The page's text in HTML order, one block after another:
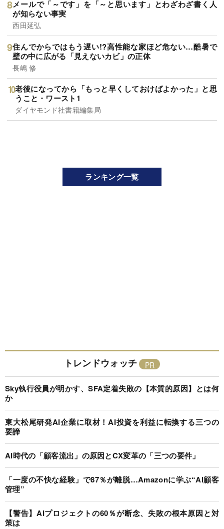
メールで「～です」を「～と思います」とわざわざ書く人
が知らない事実
西田延弘
住んでからではもう遅い!?高性能な家ほど危ない…酷暑で
壁の中に広がる「見えないカビ」の正体
長嶋 修
老後になってから「もっと早くしておけばよかった」と思
うこと・ワースト1
ダイヤモンド社書籍編集局
ランキング一覧
トレンドウォッチ
Sky執行役員が明かす、SFA定着失敗の【本質的原因】とは何
か
東大松尾研発AI企業に取材！AI投資を利益に転換する三つの
要諦
AI時代の「顧客流出」の原因とCX変革の「三つの要件」
「一度の不快な経験」で87％が離脱…Amazonに学ぶ“AI顧客
管理”
【警告】AIプロジェクトの60％が断念、失敗の根本原因と対
策は